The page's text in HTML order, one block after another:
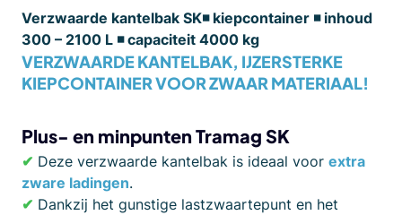
Verzwaarde kantelbak SK◾ kiepcontainer ◾ inhoud
300 – 2100 L ◾ capaciteit 4000 kg
VERZWAARDE KANTELBAK, IJZERSTERKE
KIEPCONTAINER VOOR ZWAAR MATERIAAL!
Plus- en minpunten Tramag SK
✔ Deze verzwaarde kantelbak is ideaal voor extra
zware ladingen.
✔ Dankzij het gunstige lastzwaartepunt en het